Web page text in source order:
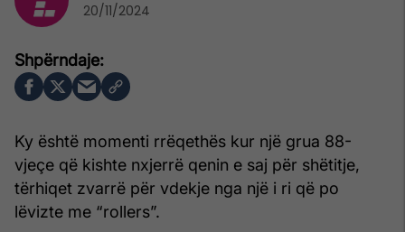
Ky është momenti rrëqethës kur një grua 88-
vjeçe që kishte nxjerrë qenin e saj për shëtitje,
tërhiqet zvarrë për vdekje nga një i ri që po
lëvizte me “rollers”.
20/11/2024